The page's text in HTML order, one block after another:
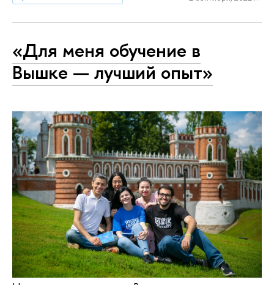
«Для меня обучение в
Вышке — лучший опыт»